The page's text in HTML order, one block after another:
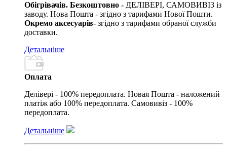
Обігрівачів. Безкоштовно - ДЕЛІВЕРІ, САМОВИВІЗ із
заводу. Нова Пошта - згідно з тарифами Нової Пошти.
Окремо аксесуарів- згідно з тарифами обраної служби
доставки.
Детальніше
Оплата
Делівері - 100% передоплата. Новая Пошта - наложений
платіж або 100% передоплата. Самовивіз - 100%
передоплата.
Детальніше